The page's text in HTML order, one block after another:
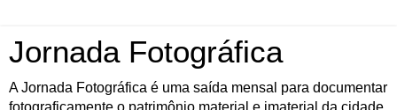
Jornada Fotográfica
A Jornada Fotográfica é uma saída mensal para documentar
fotograficamente o patrimônio material e imaterial da cidade